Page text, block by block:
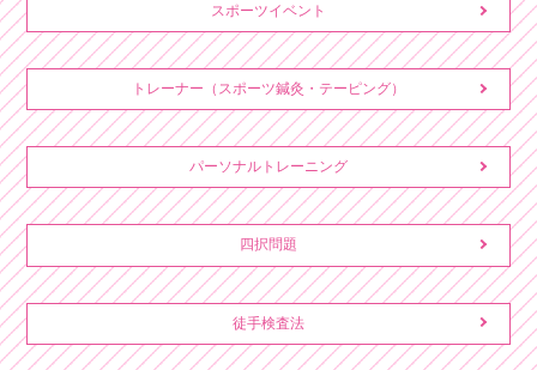
スポーツイベント
トレーナー（スポーツ鍼灸・テーピング）
パーソナルトレーニング
四択問題
徒手検査法